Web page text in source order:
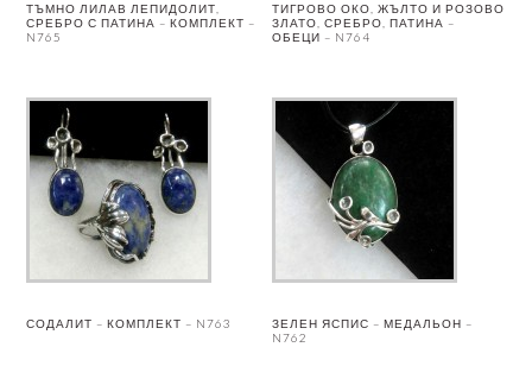
ТЪМНО ЛИЛАВ ЛЕПИДОЛИТ,
СРЕБРО С ПАТИНА – КОМПЛЕКТ –
N765
ТИГРОВО ОКО, ЖЪЛТО И РОЗОВО
ЗЛАТО, СРЕБРО, ПАТИНА –
ОБЕЦИ – N764
СОДАЛИТ – КОМПЛЕКТ – N763
ЗЕЛЕН ЯСПИС – МЕДАЛЬОН –
N762